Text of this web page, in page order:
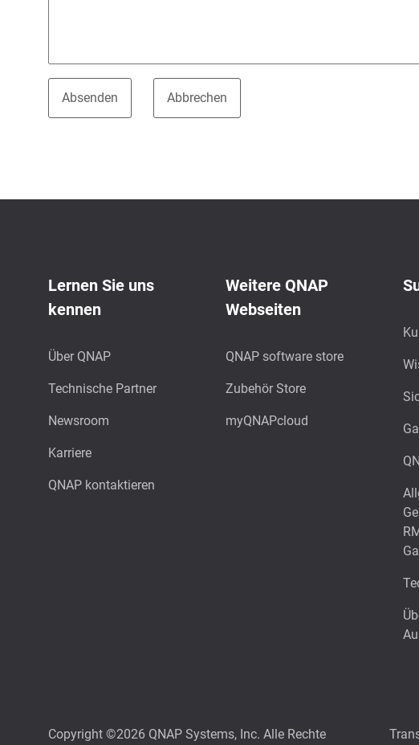
Lernen Sie uns
kennen
Über QNAP
Technische Partner
Newsroom
Karriere
QNAP kontaktieren
Weitere QNAP
Webseiten
QNAP software store
Zubehör Store
myQNAPcloud
Copyright ©2026 QNAP Systems, Inc. Alle Rechte